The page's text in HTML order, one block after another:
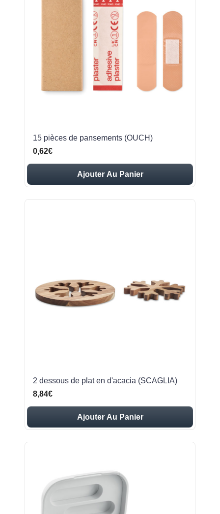
15 pièces de pansements (OUCH)
0,62€
Ajouter Au Panier
2 dessous de plat en d'acacia (SCAGLIA)
8,84€
Ajouter Au Panier